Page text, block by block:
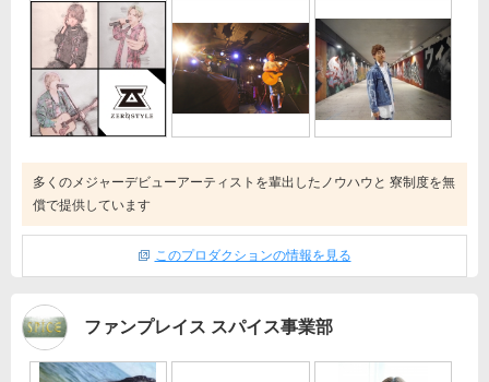
多くのメジャーデビューアーティストを輩出したノウハウと 寮制度を無
償で提供しています
このプロダクションの情報を見る
ファンプレイス スパイス事業部